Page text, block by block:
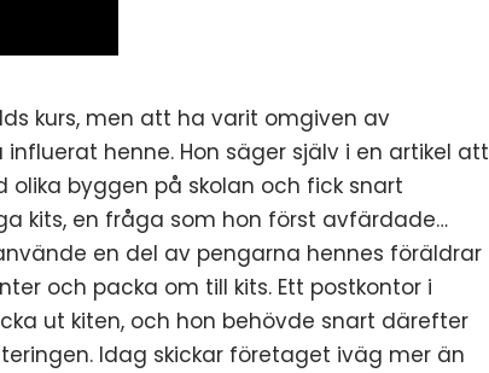
kurs, men att ha varit omgiven av
henne. Hon säger själv i en artikel att
byggen på skolan och fick snart
kits, en fråga som hon först avfärdade…
en del av pengarna hennes föräldrar
och packa om till kits. Ett postkontor i
ut kiten, och hon behövde snart därefter
Idag skickar företaget iväg mer än